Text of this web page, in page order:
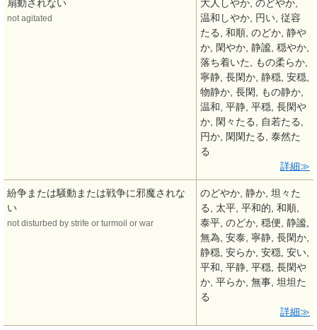
扇動されない
not agitated
大人しやか, のどやか,
温和しやか, 円い, 従容
たる, 和順, のどか, 静や
か, 閑やか, 静謐, 穏やか,
落ち着いた, もの柔らか,
寧静, 長閑か, 静穏, 安穏,
物静か, 長閑, もの静か,
温和, 平静, 平穏, 長閑や
か, 閑々たる, 自若たる,
円か, 閑閑たる, 泰然た
る
詳細
紛争または騒動または戦争に邪魔されな
い
not disturbed by strife or turmoil or war
のどやか, 静か, 坦々た
る, 太平, 平和的, 和順,
泰平, のどか, 穏便, 静謐,
無為, 安泰, 寧静, 長閑か,
静穏, 安らか, 安穏, 安い,
平和, 平静, 平穏, 長閑や
か, 平らか, 無事, 坦坦た
る
詳細